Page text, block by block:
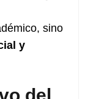
sino
y